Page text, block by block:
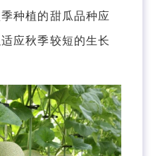
种植的甜瓜品种应
应秋季较短的生长